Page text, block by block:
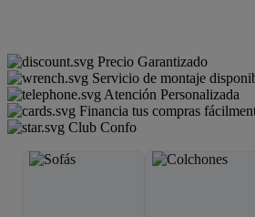
Precio Garantizado
Servicio de montaje
Atención Personalizada
Financia tus compras
Club Confo